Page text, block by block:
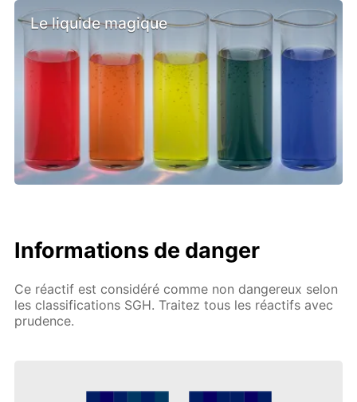
Le liquide magique
Informations de danger
Ce réactif est considéré comme non dangereux selon
les classifications SGH. Traitez tous les réactifs avec
prudence.